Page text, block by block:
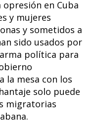
en Cuba
y mujeres
y sometidos a
sido usados por
política para
la mesa con los
solo puede
migratorias